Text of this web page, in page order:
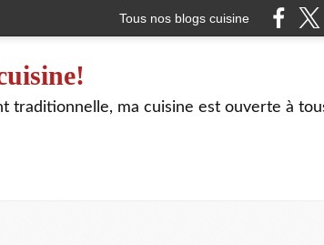
Tous nos blogs cuisine
traditionnelle, ma cuisine est ouverte à